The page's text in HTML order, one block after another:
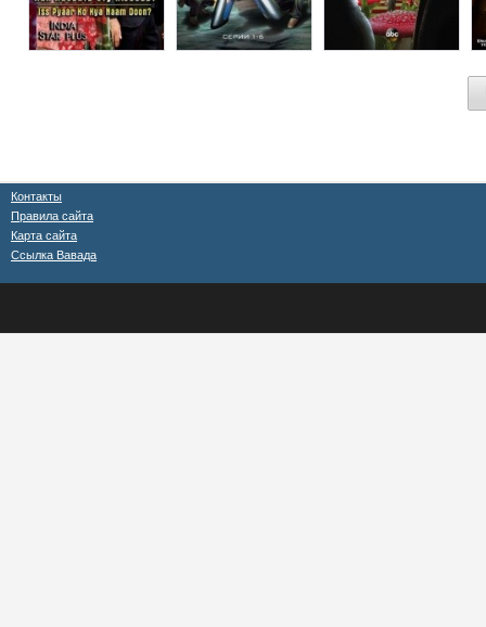
Контакты
Правила сайта
Карта сайта
Ссылка Вавада